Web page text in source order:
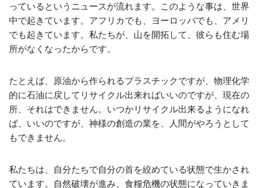
っているというニュースが流れます。このような事は、世界
中で起きています。アフリカでも、ヨーロッパでも、アメリ
でも起きています。私たちが、山を開拓して、彼らも住む場
所がなくなったからです。
たとえば、原油から作られるプラスチックですが、物理化学
的に石油に戻してリサイクル出来ればいいのですが、現在の
所、それはできません。いつかリサイクル出来るようになれ
ば、いいのですが、神様の創造の業を、人間がやろうとして
もできません。
私たちは、自分たちで自分の首を絞めている状態で生かされ
ています。自然破壊が進み、食糧危機の状態になっていきま